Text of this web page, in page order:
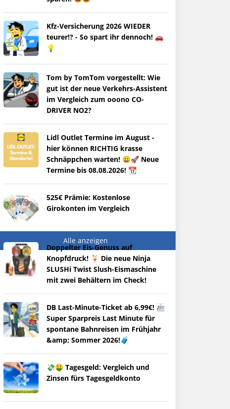
Kfz-Versicherung 2026 WIEDER
teurer!? - So spart ihr dennoch! 🚗
💡
Tom by TomTom vorgestellt: Wie
gut ist der neue Verkehrs-Assistent
im Vergleich zum ooono CO-
DRIVER NO2?
Lidl Outlet Termine im August -
hier können RICHTIG krasse
Schnäppchen warten! 😀🚀 Neue
Termine bis 08.08.2026! 📆
525€ Prämie: Kostenlose
Girokonten im Vergleich
Alle anzeigen
Doppelter Eis-Genuss auf
Knopfdruck! 🍹 Die neue Ninja
SLUSHi Twist Slush-Eismaschine
mit zwei Behältern im Check!
DB Last-Minute-Ticket ab 6,99€! 🚈
Super Sparpreis Last Minute für
spontane Bahnreisen im Frühjahr
&amp; Sommer 2026!🧳
💸🤑 Tagesgeld: Vergleich und
Zinsen fürs Tagesgeldkonto